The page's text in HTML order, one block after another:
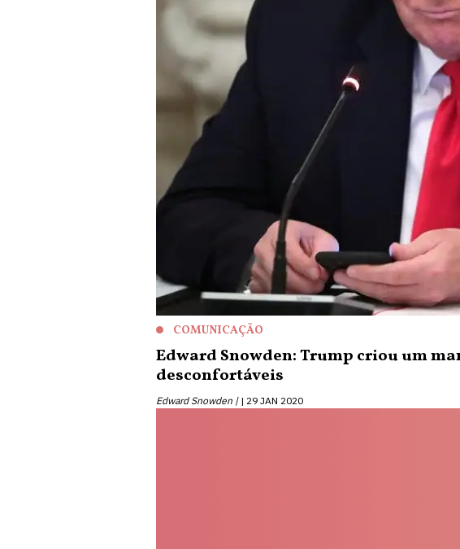
COMUNICAÇÃO
Edward Snowden: Trump criou um
desconfortáveis
Edward Snowden | 29 JAN 2020